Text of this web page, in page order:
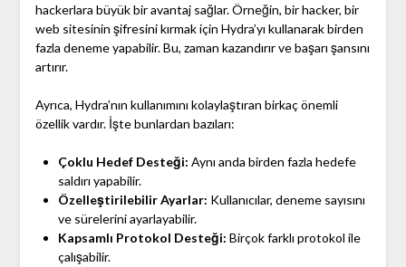
hackerlara büyük bir avantaj sağlar. Örneğin, bir hacker, bir
web sitesinin şifresini kırmak için Hydra’yı kullanarak birden
fazla deneme yapabilir. Bu, zaman kazandırır ve başarı şansını
artırır.
Ayrıca, Hydra’nın kullanımını kolaylaştıran birkaç önemli
özellik vardır. İşte bunlardan bazıları:
Çoklu Hedef Desteği: Aynı anda birden fazla hedefe
saldırı yapabilir.
Özelleştirilebilir Ayarlar: Kullanıcılar, deneme sayısını
ve sürelerini ayarlayabilir.
Kapsamlı Protokol Desteği: Birçok farklı protokol ile
çalışabilir.